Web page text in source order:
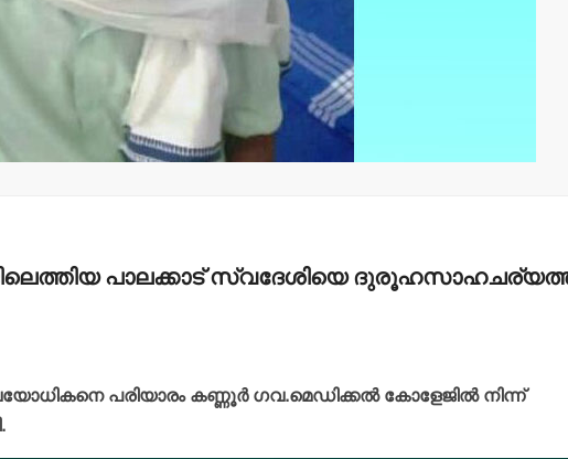
പാലക്കാട് സ്വദേശിയെ
പരിയാരം കണ്ണൂര്‍ ഗവ.മെഡിക്കല്‍ കോളേജില്‍ നിന്ന്